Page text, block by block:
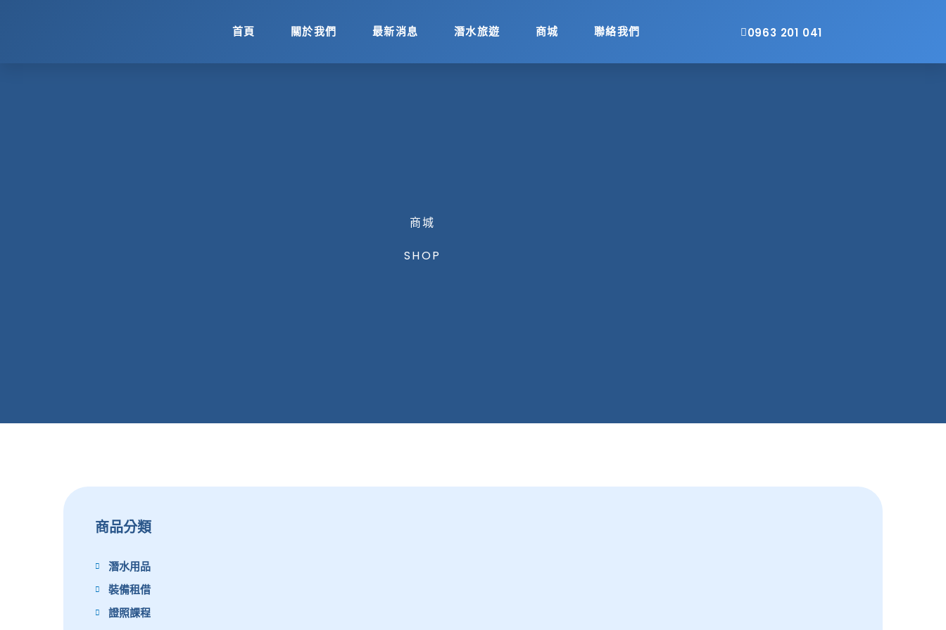
首頁 關於我們 最新消息 潛水旅遊 商城 聯絡我們 0963 201 041
商城
SHOP
商品分類
潛水用品
裝備租借
證照課程